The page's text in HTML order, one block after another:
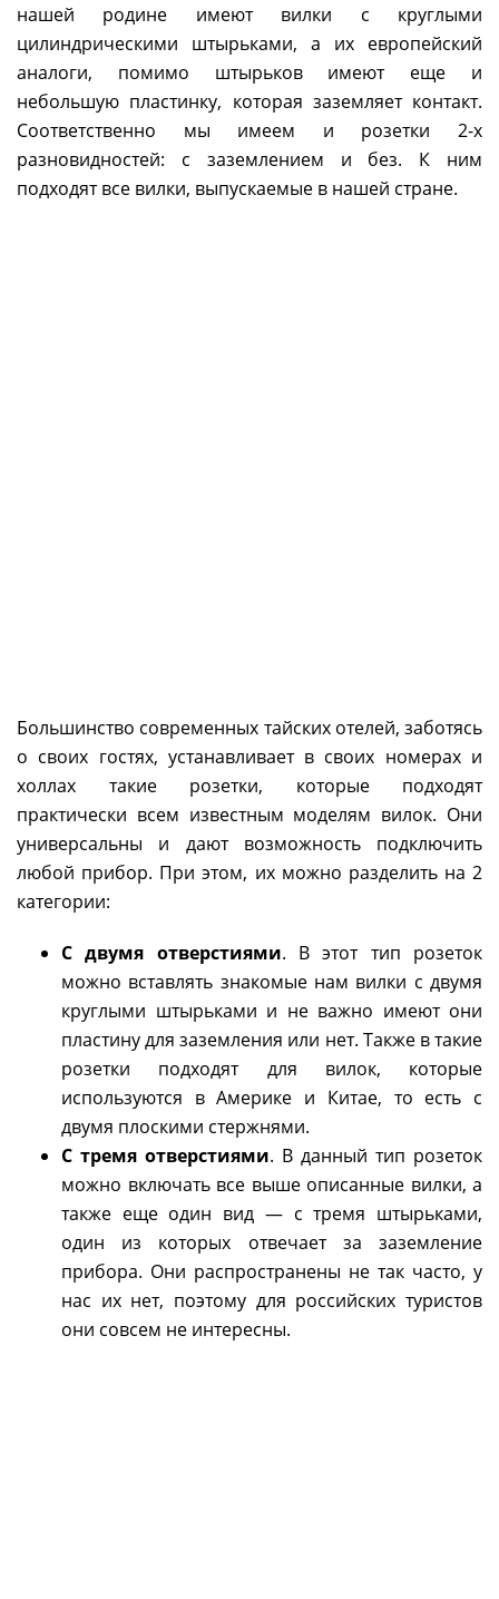
нашей родине имеют вилки с круглыми
цилиндрическими штырьками, а их европейский
аналоги, помимо штырьков имеют еще и
небольшую пластинку, которая заземляет контакт.
Соответственно мы имеем и розетки 2-х
разновидностей: с заземлением и без. К ним
подходят все вилки, выпускаемые в нашей стране.
Большинство современных тайских отелей, заботясь
о своих гостях, устанавливает в своих номерах и
холлах такие розетки, которые подходят
практически всем известным моделям вилок. Они
универсальны и дают возможность подключить
любой прибор. При этом, их можно разделить на 2
категории:
С двумя отверстиями. В этот тип розеток
можно вставлять знакомые нам вилки с двумя
круглыми штырьками и не важно имеют они
пластину для заземления или нет. Также в такие
розетки подходят для вилок, которые
используются в Америке и Китае, то есть с
двумя плоскими стержнями.
С тремя отверстиями. В данный тип розеток
можно включать все выше описанные вилки, а
также еще один вид — с тремя штырьками,
один из которых отвечает за заземление
прибора. Они распространены не так часто, у
нас их нет, поэтому для российских туристов
они совсем не интересны.